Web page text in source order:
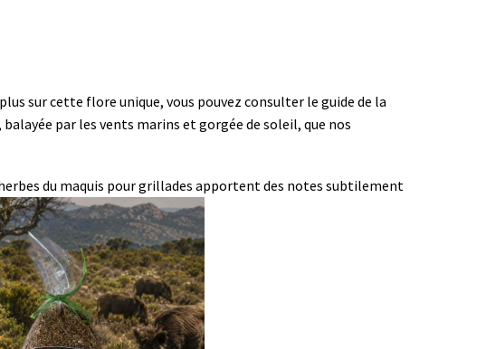
sur cette flore unique, vous pouvez consulter le guide de la
par les vents marins et gorgée de soleil, que nos
du maquis pour grillades apportent des notes subtilement